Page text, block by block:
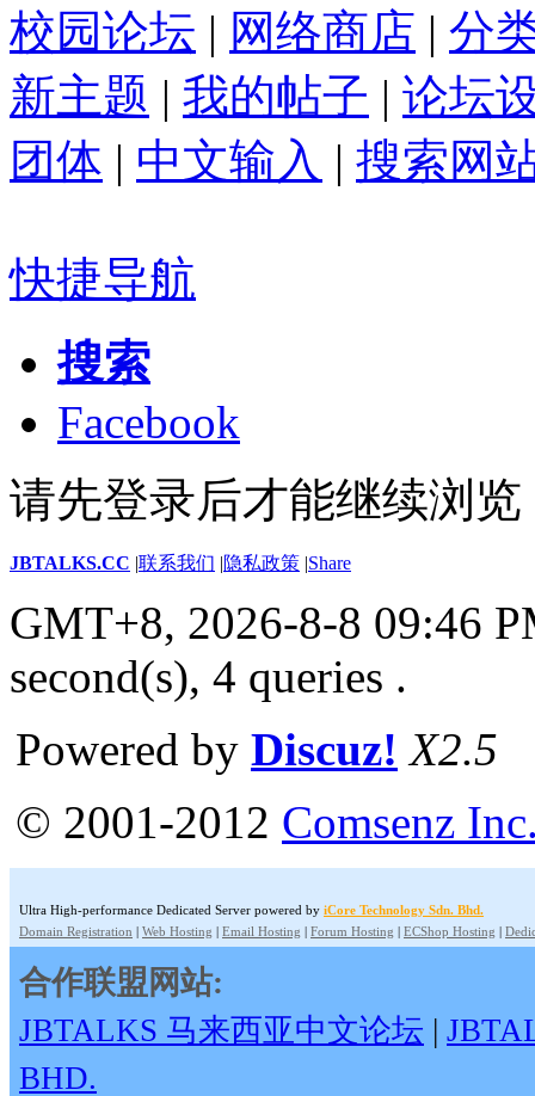
校园论坛 | 网络商店 | 分
新主题 | 我的帖子 | 论坛
团体 | 中文输入 | 搜索网
快捷导航
搜索
Facebook
请先登录后才能继续浏览
JBTALKS.CC |联系我们 |隐私政策 |Share
GMT+8, 2026-8-8 09:46
second(s), 4 queries .
Powered by Discuz! X2.5
© 2001-2012 Comsenz
Ultra High-performance Dedicated Server powered by iCore Technology Sdn. Bhd.
Domain Registration | Web Hosting | Email Hosting | Forum Hosting | ECShop Hosting |
合作联盟网站:
JBTALKS 马来西亚中文论坛 |
BHD.